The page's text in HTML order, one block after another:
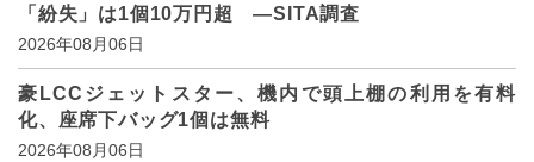
「紛失」は1個10万円超 ―SITA調査
2026年08月06日
豪LCCジェットスター、機内で頭上棚の利用を有料
化、座席下バッグ1個は無料
2026年08月06日